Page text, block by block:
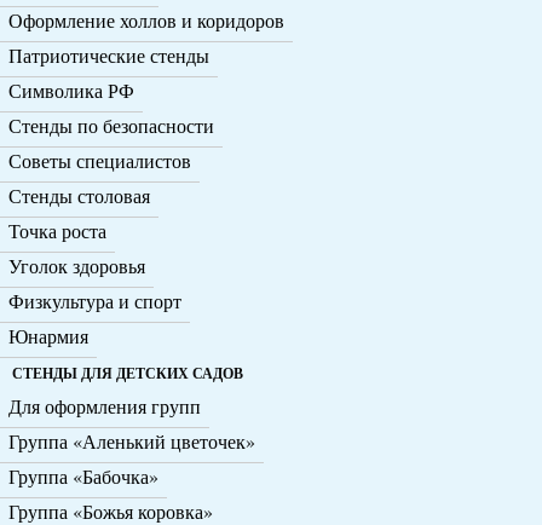
Оформление холлов и коридоров
Патриотические стенды
Символика РФ
Стенды по безопасности
Советы специалистов
Стенды столовая
Точка роста
Уголок здоровья
Физкультура и спорт
Юнармия
СТЕНДЫ ДЛЯ ДЕТСКИХ САДОВ
Для оформления групп
Группа «Аленький цветочек»
Группа «Бабочка»
Группа «Божья коровка»